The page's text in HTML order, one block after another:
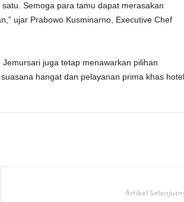
Semoga para tamu dapat merasakan
ujar Prabowo Kusminarno, Executive Chef
juga tetap menawarkan pilihan
hangat dan pelayanan prima khas hotel
Artikel